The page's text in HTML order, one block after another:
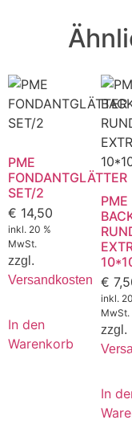
PME
FONDANTGLÄTTER
SET/2
€ 14,50
inkl. 20 %
MwSt.
zzgl.
Versandkosten
In den
Warenkorb
PME
€
inkl.
MwSt.
zzgl.
In